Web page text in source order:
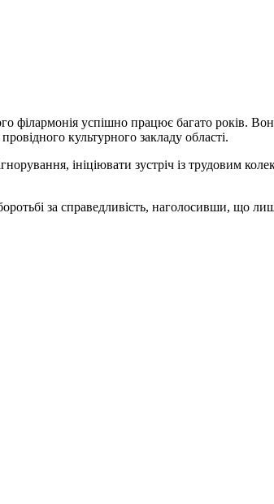
успішно працює багато років.
культурного закладу області.
ініціювати зустріч із трудовим
за справедливість, наголосивши, що